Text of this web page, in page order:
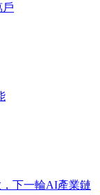
戶
下一輪AI產業鏈